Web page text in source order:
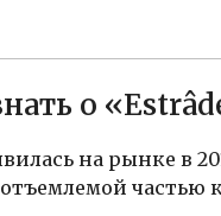
о
на рынке в